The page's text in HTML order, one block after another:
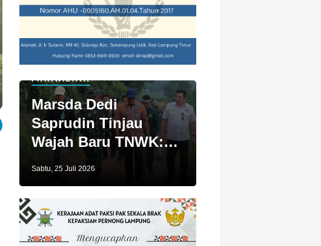
PARIWISATA
Marsda Dedi
Saprudin Tinjau
Wajah Baru TNWK:
Sabtu, 25 Juli 2026